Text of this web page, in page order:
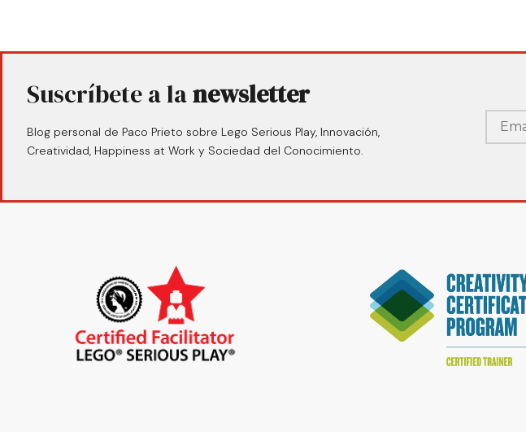
Suscríbete a lanewsletter
Blog personal de Paco Prieto sobre Lego Serious Play, Innovación,
Creatividad, Happiness at Work y Sociedad del Conocimiento.